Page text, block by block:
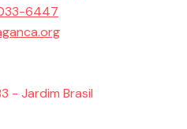
6447
- Jardim Brasil